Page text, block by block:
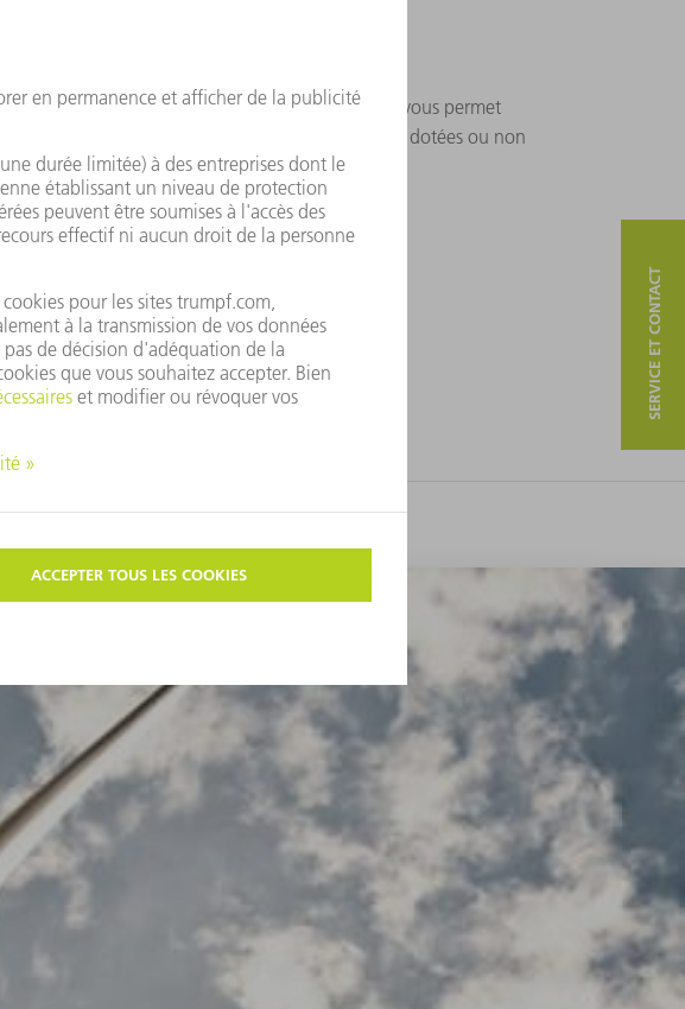
sans fil vous offre encore plus de liberté. Elle vous permet
durablement et en une seule opération des pièces dotées ou non
AU PRODUIT
SERVICE ET CONTACT